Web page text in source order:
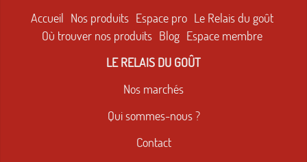
Accueil Nos produits Espace pro Le Relais du goût
Où trouver nos produits Blog Espace membre
LE RELAIS DU GOÛT
Nos marchés
Qui sommes-nous ?
Contact